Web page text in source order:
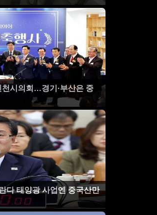
시의회…경기·부산은 중
다 태양광 사업엔 중국산만